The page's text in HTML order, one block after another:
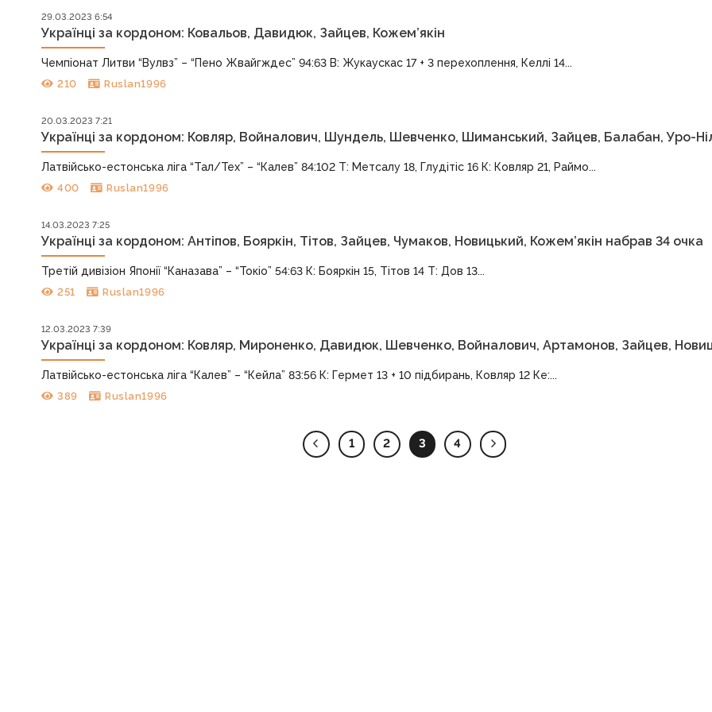
29.03.2023 6:54
Українці за кордоном: Ковальов, Давидюк, Зайцев, Кожем’якін
Чемпіонат Литви “Вулвз” – “Пено Жвайгждес” 94:63 В: Жукаускас 17 + 3 перехоплення, Келлі 14...
210 Ruslan1996
20.03.2023 7:21
Українці за кордоном: Ковляр, Войналович, Шундель, Шевченко, Шиманський, Зайцев, Балабан, Уро-
Латвійсько-естонська ліга “Тал/Тех” – “Калев” 84:102 Т: Метсалу 18, Глудітіс 16 К: Ковляр 21, Раймо...
400 Ruslan1996
14.03.2023 7:25
Українці за кордоном: Антіпов, Бояркін, Тітов, Зайцев, Чумаков, Новицький, Кожем’якін набрав 34 очка
Третій дивізіон Японії “Каназава” – “Токіо” 54:63 К: Бояркін 15, Тітов 14 Т: Дов 13...
251 Ruslan1996
12.03.2023 7:39
Українці за кордоном: Ковляр, Мироненко, Давидюк, Шевченко, Войналович, Артамонов, Зайцев,
Латвійсько-естонська ліга “Калев” – “Кейла” 83:56 К: Гермет 13 + 10 підбирань, Ковляр 12 Ке:...
389 Ruslan1996
1 2 3 4